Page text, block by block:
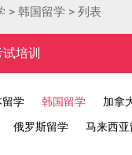
> 韩国留学 > 列表
培训
留学 韩国留学
加拿
俄罗斯留学 马来西亚